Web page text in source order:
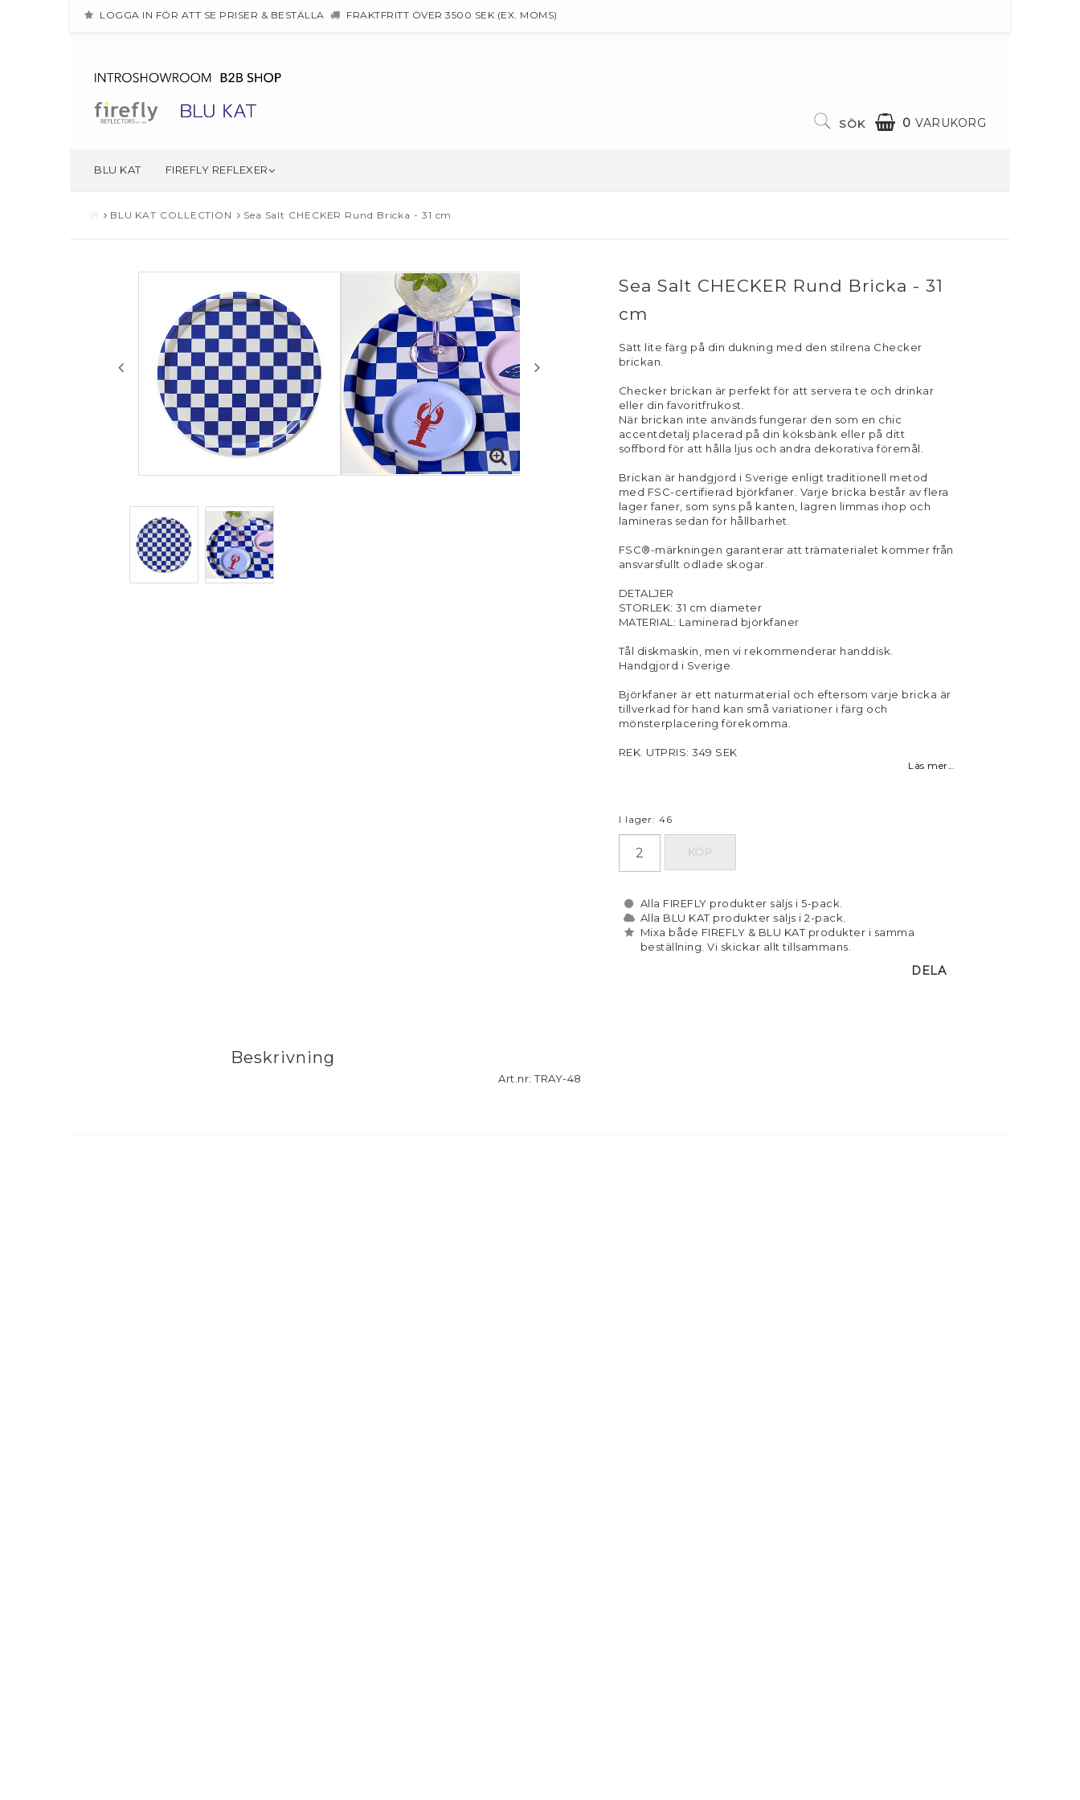
LOGGA IN FÖR ATT SE PRISER & BESTÄLLA FRAKTFRITT ÖVER 3500 SEK (EX. MOMS)
0 VARUKORG
SÖK
BLU KAT FIREFLY REFLEXER
BLU KAT COLLECTION Sea Salt CHECKER Rund Bricka - 31 cm
Sea Salt CHECKER Rund Bricka - 31
cm
Sätt lite färg på din dukning med den stilrena Checker
brickan.
Checker brickan är perfekt för att servera te och drinkar
eller din favoritfrukost.
När brickan inte används fungerar den som en chic
accentdetalj placerad på din köksbänk eller på ditt
soffbord för att hålla ljus och andra dekorativa föremål.
Brickan är handgjord i Sverige enligt traditionell metod
med FSC-certifierad björkfaner. Varje bricka består av flera
lager faner, som syns på kanten, lagren limmas ihop och
lamineras sedan för hållbarhet.
FSC®-märkningen garanterar att trämaterialet kommer från
ansvarsfullt odlade skogar.
DETALJER
STORLEK: 31 cm diameter
MATERIAL: Laminerad björkfaner
Tål diskmaskin, men vi rekommenderar handdisk.
Handgjord i Sverige.
Björkfaner är ett naturmaterial och eftersom varje bricka är
tillverkad för hand kan små variationer i färg och
mönsterplacering förekomma.
REK. UTPRIS: 349 SEK
Läs mer...
I lager: 46
KÖP
Alla FIREFLY produkter säljs i 5-pack.
Alla BLU KAT produkter säljs i 2-pack.
Mixa både FIREFLY & BLU KAT produkter i samma
beställning. Vi skickar allt tillsammans.
DELA
Beskrivning
Art.nr: TRAY-48